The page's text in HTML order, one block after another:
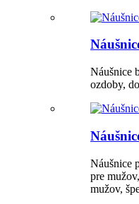
Náušnice
ozdoby,
Náušnice
pre
mužov,